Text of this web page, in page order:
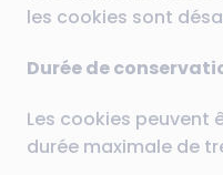
les cookies sont
Durée de
Les cookies peuvent
durée maximale de